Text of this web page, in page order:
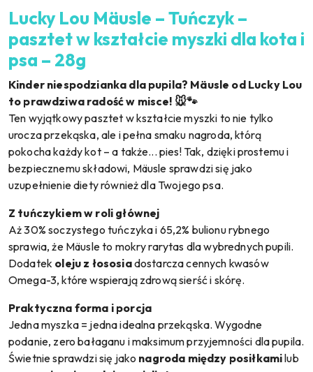
Lucky Lou Mäusle – Tuńczyk –
pasztet w kształcie myszki dla kota i
psa – 28g
Kinder niespodzianka dla pupila? Mäusle od Lucky Lou
to prawdziwa radość w misce! 🐭🐾
Ten wyjątkowy pasztet w kształcie myszki to nie tylko
urocza przekąska, ale i pełna smaku nagroda, którą
pokocha każdy kot – a także... pies! Tak, dzięki prostemu i
bezpiecznemu składowi, Mäusle sprawdzi się jako
uzupełnienie diety również dla Twojego psa.
Z tuńczykiem w roli głównej
Aż 30% soczystego tuńczyka i 65,2% bulionu rybnego
sprawia, że Mäusle to mokry rarytas dla wybrednych pupili.
Dodatek oleju z łososiadostarcza cennych kwasów
Omega-3, które wspierają zdrową sierść i skórę.
Praktyczna forma i porcja
Jedna myszka = jedna idealna przekąska. Wygodne
podanie, zero bałaganu i maksimum przyjemności dla pupila.
Świetnie sprawdzi się jako nagroda między posiłkamilub